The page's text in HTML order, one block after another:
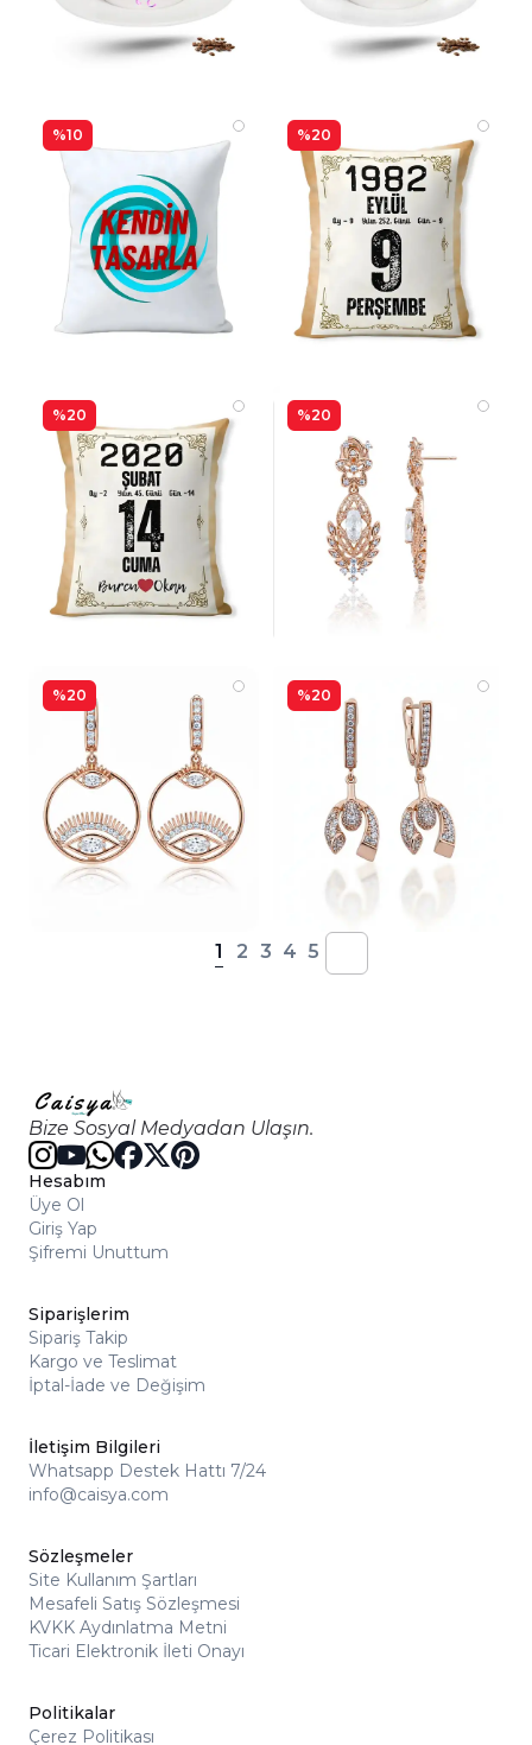
%10 %20
%20 %20
%20 %20
1 2 3 4 5
Bize Sosyal Medyadan Ulaşın.
Hesabım
Üye Ol
Giriş Yap
Şifremi Unuttum
Siparişlerim
Sipariş Takip
Kargo ve Teslimat
İptal-İade ve Değişim
İletişim Bilgileri
Whatsapp Destek Hattı 7/24
info@caisya.com
Sözleşmeler
Site Kullanım Şartları
Mesafeli Satış Sözleşmesi
KVKK Aydınlatma Metni
Ticari Elektronik İleti Onayı
Politikalar
Çerez Politikası